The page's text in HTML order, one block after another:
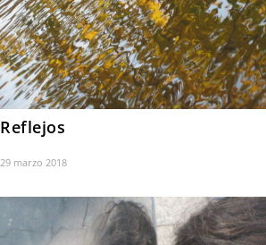
Reflejos
29 marzo 2018